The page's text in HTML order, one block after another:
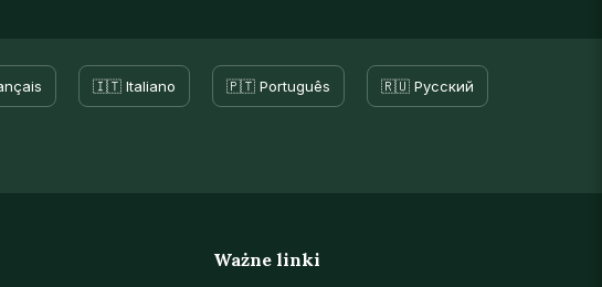
🇮🇹 Italiano 🇵🇹 Português 🇷🇺 Русский
Ważne linki